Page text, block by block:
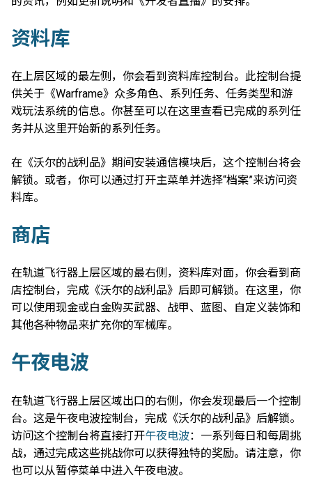
资料库
在上层区域的最左侧，你会看到资料库控制台。此控制台提
供关于《Warframe》众多角色、系列任务、任务类型和游
戏玩法系统的信息。你甚至可以在这里查看已完成的系列任
务并从这里开始新的系列任务。
在《沃尔的战利品》期间安装通信模块后，这个控制台将会
解锁。或者，你可以通过打开主菜单并选择“档案”来访问资
料库。
商店
在轨道飞行器上层区域的最右侧，资料库对面，你会看到商
店控制台，完成《沃尔的战利品》后即可解锁。在这里，你
可以使用现金或白金购买武器、战甲、蓝图、自定义装饰和
其他各种物品来扩充你的军械库。
午夜电波
在轨道飞行器上层区域出口的右侧，你会发现最后一个控制
台。这是午夜电波控制台，完成《沃尔的战利品》后解锁。
访问这个控制台将直接打开午夜电波：一系列每日和每周挑
战，通过完成这些挑战你可以获得独特的奖励。请注意，你
也可以从暂停菜单中进入午夜电波。